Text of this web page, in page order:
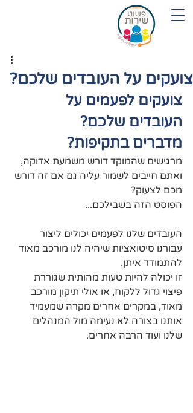
צועקים על העובדים שלכם?
צועקים לפעמים על
העובדים שלכם?
מדברים בתקיפות?
מרגישים שהמוקד דורש משמעת אדוקה,
ואתם חייבים לשמור עליה גם אם זה דורש
מכם לצעוק?
הפוסט הזה בשבילכם...
העובדים שלנו לפעמים יכולים ליצור
עבורנו סיטואציות שיהיה לנו מורכב מאוד
להתמודד איתן.
זו יכולה להיות טעות מהותית שגוררת
פיצוי גדול ללקוח, או אולי תיקון מורכב
מאוד, במקרים אחרים מקרה שמעמיד
אותנו בצורה לא נעימה מול המנהלים
שלנו ועוד הרבה אחרים.